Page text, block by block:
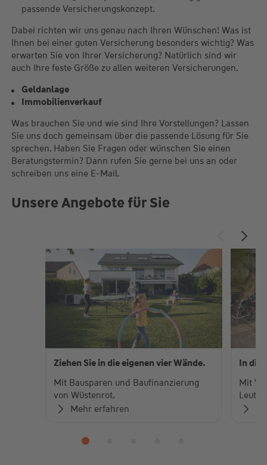
passende Versicherungskonzept.
Dabei richten wir uns genau nach Ihren Wünschen! Was ist
Ihnen bei einer guten Versicherung besonders wichtig? Was
erwarten Sie von Ihrer Versicherung? Natürlich sind wir
auch Ihre feste Größe zu allen weiteren Versicherungen.
Geldanlage
Immobilienverkauf
Was brauchen Sie und wie sind Ihre Vorstellungen? Lassen
Sie uns doch gemeinsam über die passende Lösung für Sie
sprechen. Haben Sie Fragen oder wünschen Sie einen
Beratungstermin? Dann rufen Sie gerne bei uns an oder
schreiben uns eine E-Mail.
Unsere Angebote für Sie
Ziehen Sie in die eigenen vier Wände.
Mit Bausparen und Baufinanzierung
von Wüstenrot.
Mehr erfahren
In die
Mit
Leute.